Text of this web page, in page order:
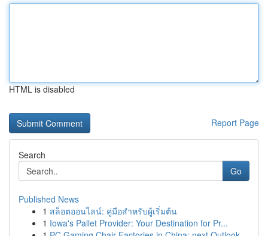
HTML is disabled
Report Page
Search
Go
Published News
1 สล็อตออนไลน์: คู่มือสำหรับผู้เริ่มต้น
1 Iowa's Pallet Provider: Your Destination for Pr...